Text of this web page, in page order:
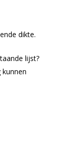
dikte.
lijst?